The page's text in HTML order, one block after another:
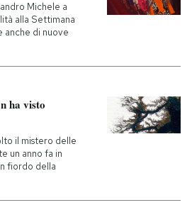
Michele a
alla Settimana
anche di nuove
ha visto
il mistero delle
un anno fa in
fiordo della